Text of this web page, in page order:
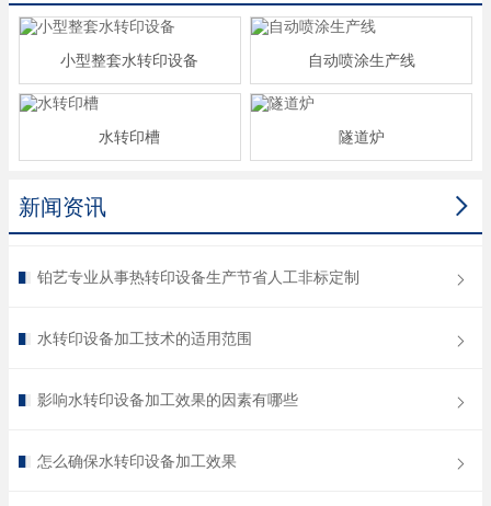
小型整套水转印设备 自动喷涂生产线
水转印槽 隧道炉

新闻资讯
铂艺专业从事热转印设备生产节省人工非标定制
水转印设备加工技术的适用范围
影响水转印设备加工效果的因素有哪些
怎么确保水转印设备加工效果